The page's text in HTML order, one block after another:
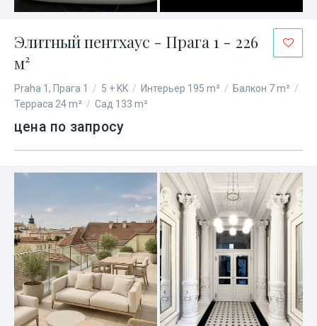
Элитный пентхаус - Прага 1 - 226
м²
Praha 1, Прага 1 / 5 + KK / Интерьер 195 m² / Балкон 7 m² /
Терраса 24 m² / Сад 133 m²
цена по запросу